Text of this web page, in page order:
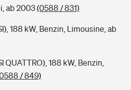
ab 2003(0588 / 831)
188 kW, Benzin, Limousine, ab
QUATTRO), 188 kW, Benzin,
/ 849)